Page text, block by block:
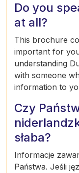
Do you
at all?
This brochure
important for
understanding
with someone
information to
Czy
słaba?
Informacje
Państwa. Jeśli